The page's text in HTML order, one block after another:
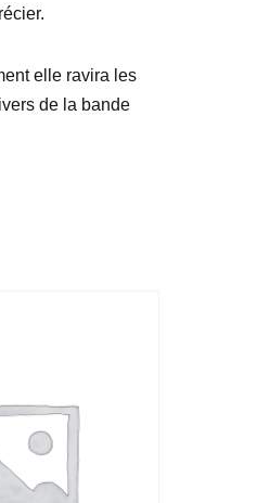
elle ravira les
de la bande